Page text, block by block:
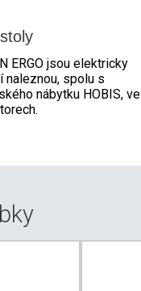
ERGO jsou elektricky
naleznou, spolu s
nábytku HOBIS, ve